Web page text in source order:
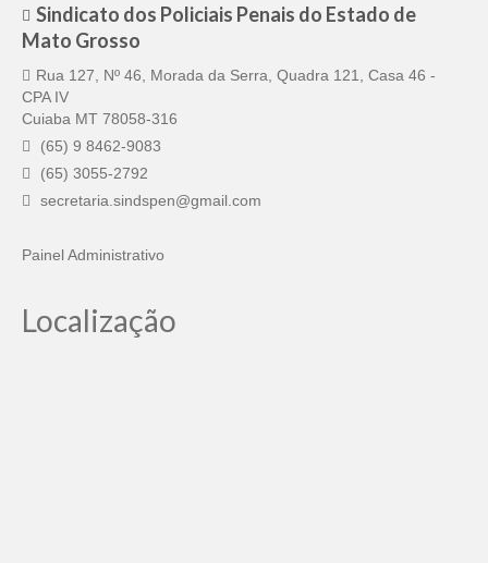
Sindicato dos Policiais Penais do Estado de
Mato Grosso
Rua 127, Nº 46, Morada da Serra, Quadra 121, Casa 46 -
CPA IV
Cuiaba MT 78058-316
(65) 9 8462-9083
(65) 3055-2792
secretaria.sindspen@gmail.com
Painel Administrativo
Localização